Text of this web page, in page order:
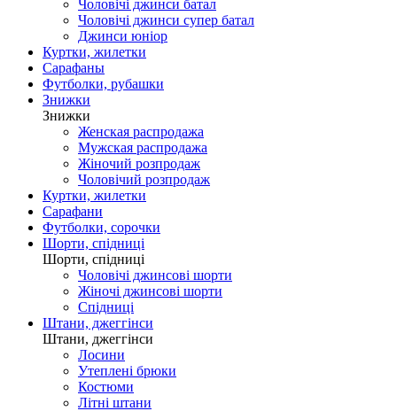
Чоловічі джинси батал
Чоловічі джинси супер батал
Джинси юніор
Куртки, жилетки
Сарафаны
Футболки, рубашки
Знижки
Знижки
Женская распродажа
Мужская распродажа
Жіночий розпродаж
Чоловічий розпродаж
Куртки, жилетки
Сарафани
Футболки, сорочки
Шорти, спідниці
Шорти, спідниці
Чоловічі джинсові шорти
Жіночі джинсові шорти
Спідниці
Штани, джеггінси
Штани, джеггінси
Лосини
Утеплені брюки
Костюми
Літні штани